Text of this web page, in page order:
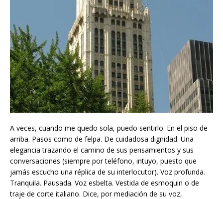
A veces, cuando me quedo sola, puedo sentirlo. En el piso de
arriba. Pasos como de felpa. De cuidadosa dignidad. Una
elegancia trazando el camino de sus pensamientos y sus
conversaciones (siempre por teléfono, intuyo, puesto que
jamás escucho una réplica de su interlocutor). Voz profunda.
Tranquila. Pausada. Voz esbelta. Vestida de esmoquin o de
traje de corte italiano. Dice, por mediación de su voz,